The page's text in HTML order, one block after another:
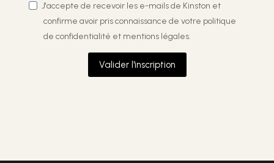
J'accepte de recevoir les e-mails de Kinston et
confirme avoir pris connaissance de votre politique
de confidentialité et mentions légales.
Valider l'inscription